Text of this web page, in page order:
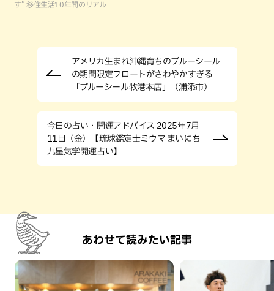
す” 移住生活10年間のリアル
アメリカ生まれ沖縄育ちのブルーシール
の期間限定フロートがさわやかすぎる
「ブルーシール牧港本店」（浦添市）
今日の占い・開運アドバイス 2025年7月
11日（金）【琉球鑑定士ミウマ まいにち
九星気学開運占い】
あわせて読みたい記事